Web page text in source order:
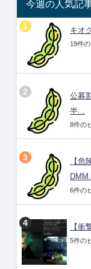
今週の人気記
キオ
19件
公募
半...
8件の
【
6件の
【衝
5件の